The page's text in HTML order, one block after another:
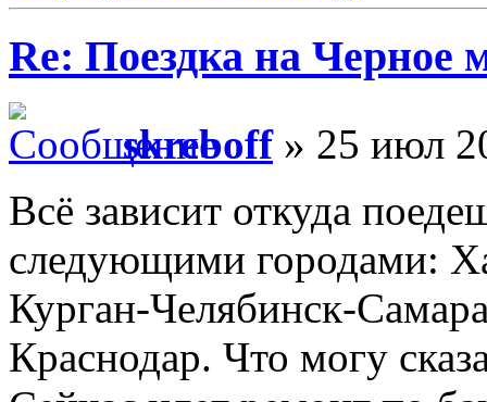
Re: Поездка на Черное
skreboff» 25 июл
Всё зависит откуда
следующими городами:
Курган-Челябинск-
Краснодар. Что могу